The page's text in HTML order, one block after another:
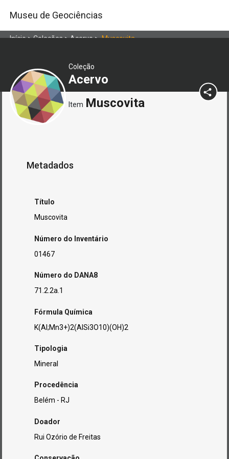
Museu de Geociências
Início>Coleções>Acervo>Muscovita
Coleção
Acervo
Item Muscovita
Metadados
Título
Muscovita
Número do Inventário
01467
Número do DANA8
71.2.2a.1
Fórmula Química
K(Al;Mn3+)2(AlSi3O10)(OH)2
Tipologia
Mineral
Procedência
Belém - RJ
Doador
Rui Ozório de Freitas